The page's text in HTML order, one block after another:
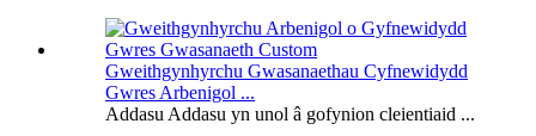
Gweithgynhyrchu Gwasanaethau Cyfnewidydd
Gwres Arbenigol ...
Addasu Addasu yn unol â gofynion cleientiaid ...